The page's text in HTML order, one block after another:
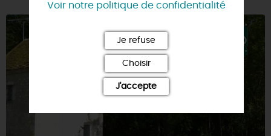
Voir notre politique de confidentialité
Je refuse
Choisir
J'accepte